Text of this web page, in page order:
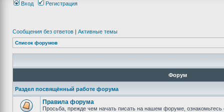
Вход Регистрация
Сообщения без ответов | Активные темы
Список форумов
Форум
Раздел посвящённый работе форума
Правила форума
Просьба, прежде чем начать писать на нашем форуме,